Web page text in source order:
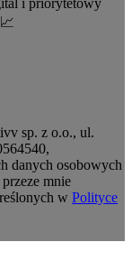
sp. z o.o., ul.
danych osobowych
mnie
w Polityce